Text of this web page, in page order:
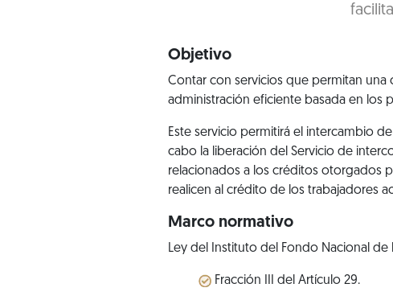
Objetivo
Contar con servicios que permitan
administración eficiente basada en los
Este servicio permitirá el intercambio
cabo la liberación del Servicio de
relacionados a los créditos otorgados
realicen al crédito de los trabajadores
Marco normativo
Ley del Instituto del Fondo Nacional de
Fracción III del Artículo 29.